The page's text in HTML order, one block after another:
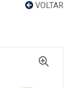
VOLTAR